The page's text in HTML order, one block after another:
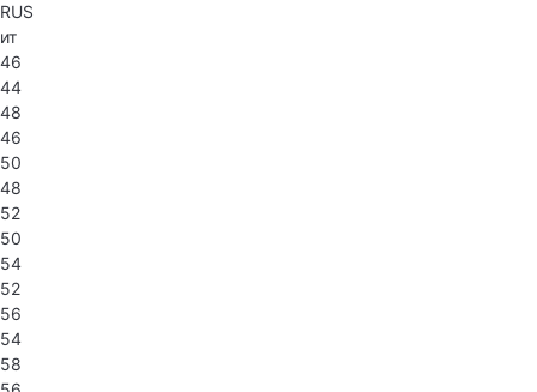
RUS
ит
46
44
48
46
50
48
52
50
54
52
56
54
58